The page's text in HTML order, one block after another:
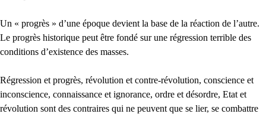
Un « progrès » d’une époque devient la base de la réaction de l’autre.
Le progrès historique peut être fondé sur une régression terrible des
conditions d’existence des masses.
Régression et progrès, révolution et contre-révolution, conscience et
inconscience, connaissance et ignorance, ordre et désordre, Etat et
révolution sont des contraires qui ne peuvent que se lier, se combattre